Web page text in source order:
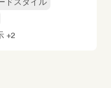
+2